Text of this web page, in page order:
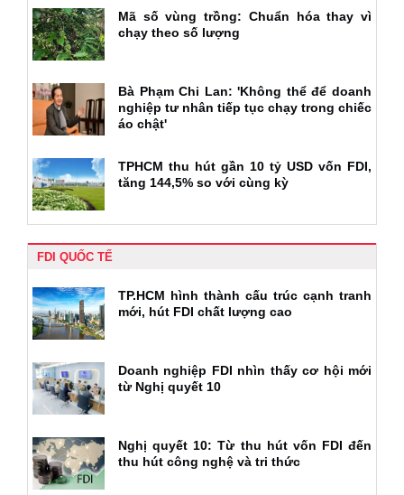
Mã số vùng trồng: Chuẩn hóa thay vì
chạy theo số lượng
Bà Phạm Chi Lan: 'Không thể để doanh
nghiệp tư nhân tiếp tục chạy trong chiếc
áo chật'
TPHCM thu hút gần 10 tỷ USD vốn FDI,
tăng 144,5% so với cùng kỳ
FDI QUỐC TẾ
TP.HCM hình thành cấu trúc cạnh tranh
mới, hút FDI chất lượng cao
Doanh nghiệp FDI nhìn thấy cơ hội mới
từ Nghị quyết 10
Nghị quyết 10: Từ thu hút vốn FDI đến
thu hút công nghệ và tri thức